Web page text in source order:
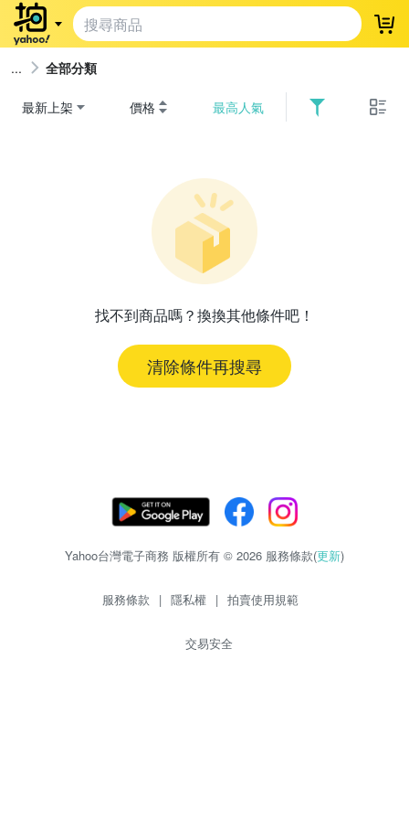
登
全部分類
最新上架 價格 最高人氣
找不到商品嗎？換換其他條件吧！
清除條件再搜尋
Yahoo台灣電子商務 版權所有 © 2026 服務條款(更新)
服務條款 | 隱私權 | 拍賣使用規範
交易安全